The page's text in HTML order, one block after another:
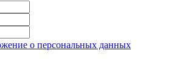
о персональных данных